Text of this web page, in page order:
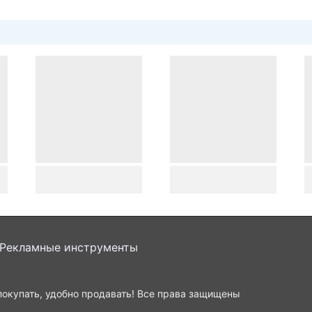
Рекламные инструменты
удобно продавать! Все права защищены